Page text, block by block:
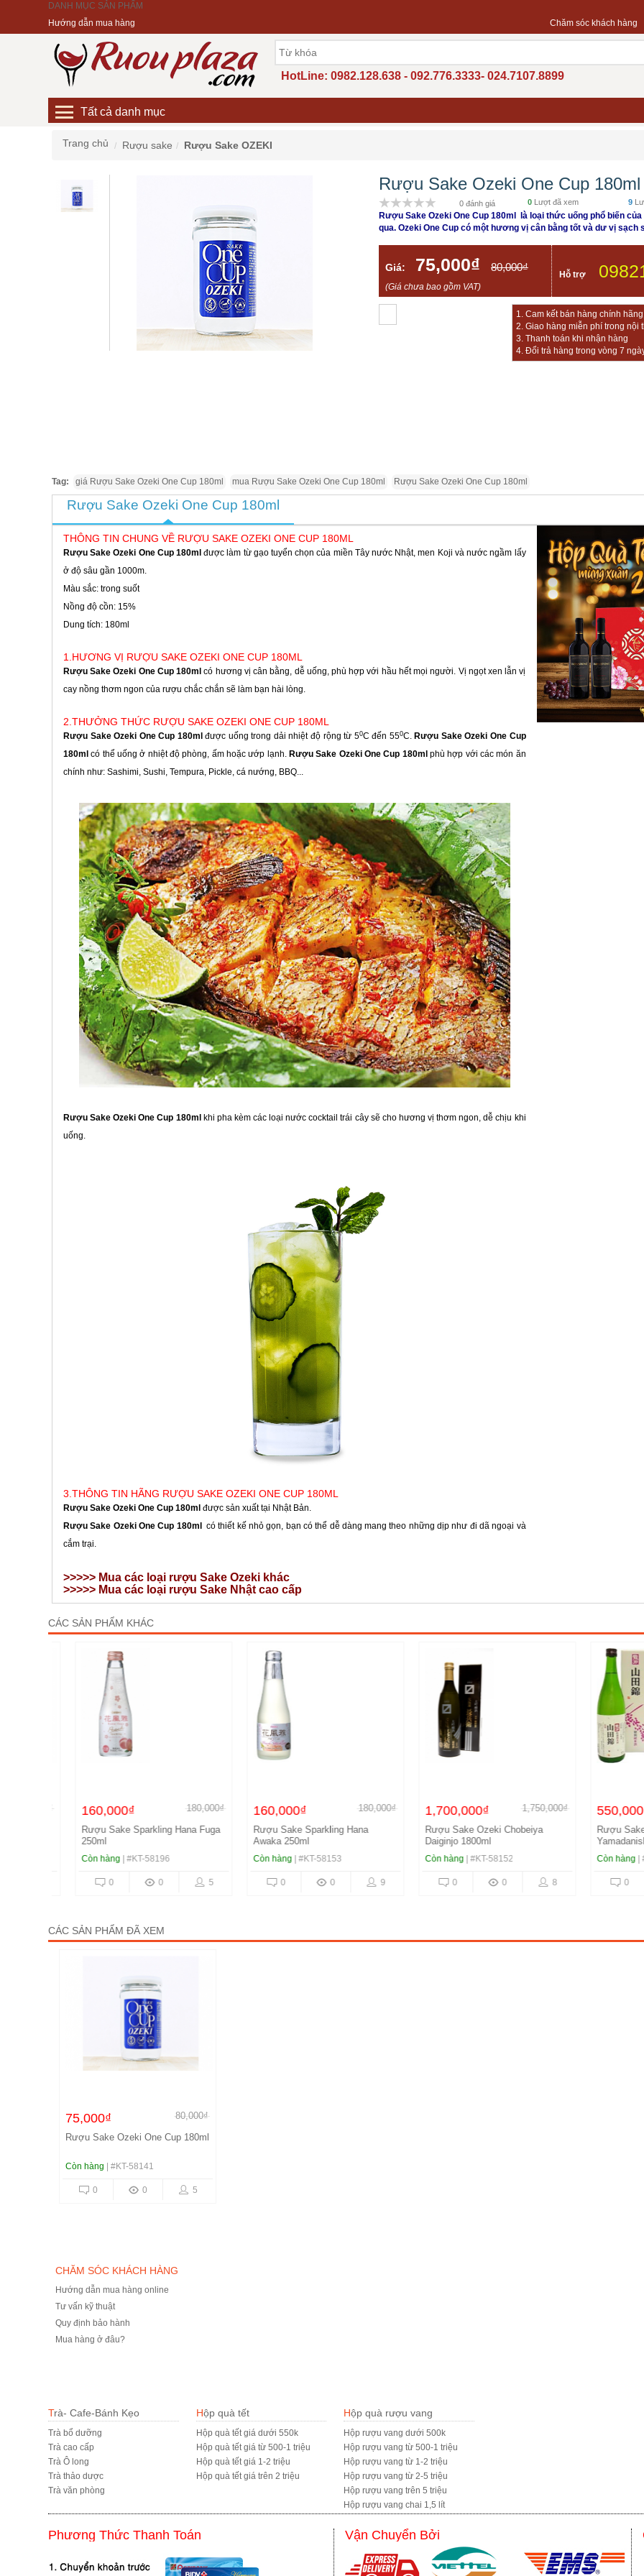
DANH MỤC SẢN PHẨM
Hướng dẫn mua hàng
Chăm sóc khách hàng
HotLine: 0982.128.638 - 092.776.3333- 024.7107.8899
Tất cả danh mục
Trang chủ Rượu sake Rượu Sake OZEKI
Tag: giá Rượu Sake Ozeki One Cup 180ml mua Rượu Sake Ozeki One Cup 180ml Rượu Sake Ozeki One Cup 180ml
Rượu Sake Ozeki One Cup 180ml
0 đánh giá 0Lượt đã xem 9
Rượu Sake Ozeki One Cup 180ml là loại thức uống phổ biến
qua. Ozeki One Cup có một hương vị cân bằng tốt và dư vị sạch
Giá: 75,000₫ 80,000₫
(Giá chưa bao gồm VAT)
Hỗ trợ
1. Cam kết bán hàng chính
2. Giao hàng miễn phí trong nội
3. Thanh toán khi nhận hàng
4. Đổi trả hàng trong vòng 7
Rượu Sake Ozeki One Cup 180ml
THÔNG TIN CHUNG VỀ RƯỢU SAKE OZEKI ONE CUP 180ML
Rượu Sake Ozeki One Cup 180mlđược làm từ gạo tuyển chọn của miền Tây nước Nhật, men Koji và nước ngầm lấy
ở độ sâu gần 1000m.
Màu sắc: trong suốt
Nồng độ cồn: 15%
Dung tích: 180ml
1.HƯƠNG VỊ RƯỢU SAKE OZEKI ONE CUP 180ML
Rượu Sake Ozeki One Cup 180mlcó hương vị cân bằng, dễ uống, phù hợp với hầu hết mọi người. Vị ngọt xen lẫn vị
cay nồng thơm ngon của rượu chắc chắn sẽ làm bạn hài lòng.
2.THƯỞNG THỨC RƯỢU SAKE OZEKI ONE CUP 180ML
Rượu Sake Ozeki One Cup 180mlđược uống trong dải nhiệt độ rộng từ 50C đến 550C. Rượu Sake Ozeki One Cup
180mlcó thể uống ở nhiệt độ phòng, ấm hoặc ướp lạnh. Rượu Sake Ozeki One Cup 180ml phù hợp với các món ăn
chính như: Sashimi, Sushi, Tempura, Pickle, cá nướng, BBQ...
Rượu Sake Ozeki One Cup 180ml khi pha kèm các loại nước cocktail trái cây sẽ cho hương vị thơm ngon, dễ chịu khi
uống.
3.THÔNG TIN HÃNG RƯỢU SAKE OZEKI ONE CUP 180ML
Rượu Sake Ozeki One Cup 180ml được sản xuất tại Nhật Bản.
Rượu Sake Ozeki One Cup 180ml
có thiết kế nhỏ gọn, bạn có thể dễ dàng mang theo những dịp như đi dã ngoại và
cắm trại.
>>>>> Mua các loại rượu Sake Ozeki khác
>>>>> Mua các loại rượu Sake Nhật cao cấp
CÁC SẢN PHẨM KHÁC
160,000₫
180,000₫
Rượu Sake Sparkling Hana Fuga
250ml
Còn hàng| #KT-58196
5
0
0
160,000₫
180,000₫
Rượu Sake Sparkling Hana
Awaka 250ml
Còn hàng| #KT-58153
9
0
0
1,700,000₫
1,750,000₫
Rượu Sake Ozeki Chobeiya
Daiginjo 1800ml
Còn hàng| #KT-58152
8
0
0
550,000₫
Rượu Sake
Còn hàng|
0
CÁC SẢN PHẨM ĐÃ XEM
75,000₫
80,000₫
Rượu Sake Ozeki One Cup 180ml
Còn hàng | #KT-58141
5
0
0
CHĂM SÓC KHÁCH HÀNG
Hướng dẫn mua hàng online
Tư vấn kỹ thuật
Quy định bảo hành
Mua hàng ở đâu?
Trà- Cafe-Bánh Kẹo
Trà bổ dưỡng
Trà cao cấp
Trà Ô long
Trà thảo dược
Trà văn phòng
Hộp quà tết
Hộp quà tết giá dưới 550k
Hộp quà tết giá từ 500-1 triệu
Hộp quà tết giá 1-2 triệu
Hộp quà tết giá trên 2 triệu
Hộp quà rượu vang
Hộp rượu vang dưới 500k
Hộp rượu vang từ 500-1 triệu
Hộp rượu vang từ 1-2 triệu
Hộp rượu vang từ 2-5 triệu
Hộp rượu vang trên 5 triệu
Hộp rượu vang chai 1,5 lít
Phương Thức Thanh Toán Vận Chuyển Bởi